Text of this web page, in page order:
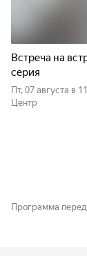
Встреча на
серия
пт, 07 августа в
Центр
Программа